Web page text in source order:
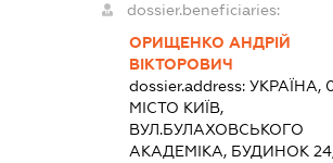
dossier.beneficiaries:
ОРИЩЕНКО АНДРІЙ
ВІКТОРОВИЧ
dossier.address:УКРАЇНА,
МІСТО КИЇВ,
ВУЛ.БУЛАХОВСЬКОГО
АКАДЕМІКА, БУДИНОК